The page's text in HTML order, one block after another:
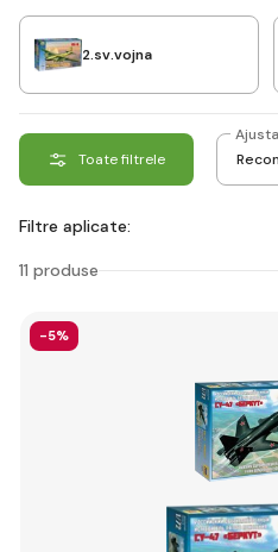
2.sv.vojna
Toate filtrele
Filtre aplicate:
11 produse
-5%